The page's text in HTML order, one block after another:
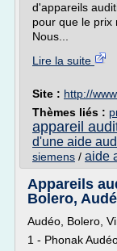
d'appareils
pour que le prix
Nous...
Lire la suite
Site : http://
Thèmes liés :
appareil
d'une aide
siemens / aide
Appareils
Bolero,
Audéo, Bolero,
1 - Phonak